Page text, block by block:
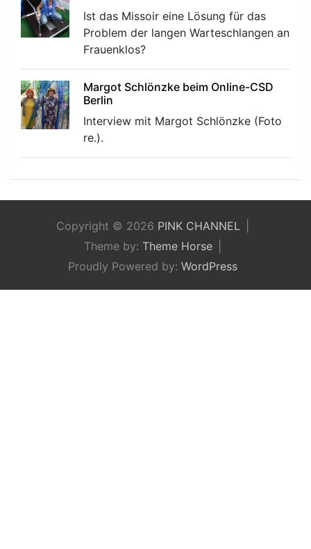
Ist das Missoir eine Lösung für das
Problem der langen Warteschlangen an
Frauenklos?
Margot Schlönzke beim Online-CSD
Berlin
Interview mit Margot Schlönzke (Foto
re.).
Copyright © 2026 PINK CHANNEL
Theme by: Theme Horse
Proudly Powered by: WordPress